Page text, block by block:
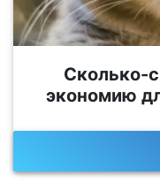
Сколько-
экономию